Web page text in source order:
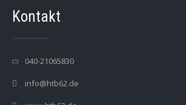
Kontakt
040-21065830
info@htb62.de